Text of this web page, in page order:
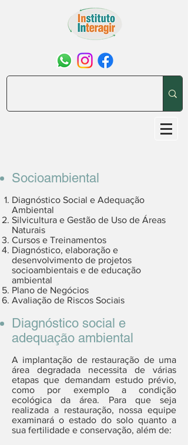
Socioambiental​
Diagnóstico Social e Adequação
Ambiental
Silvicultura e Gestão de Uso de Áreas
Naturais
Cursos e Treinamentos
Diagnóstico, elaboração e
desenvolvimento de projetos
socioambientais e de educação
ambiental
Plano de Negócios
Avaliação de Riscos Sociais
Diagnóstico social e
adequação ambiental
A implantação de restauração de uma
área degradada necessita de várias
etapas que demandam estudo prévio,
como por exemplo a condição
ecológica da área. Para que seja
realizada a restauração, nossa equipe
examinará o estado do solo quanto a
sua fertilidade e conservação, além de: